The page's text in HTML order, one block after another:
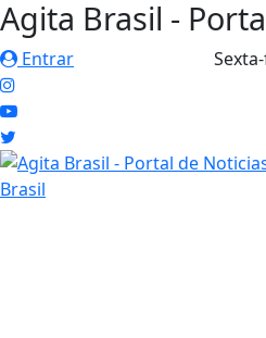
Agita Brasil -
Entrar